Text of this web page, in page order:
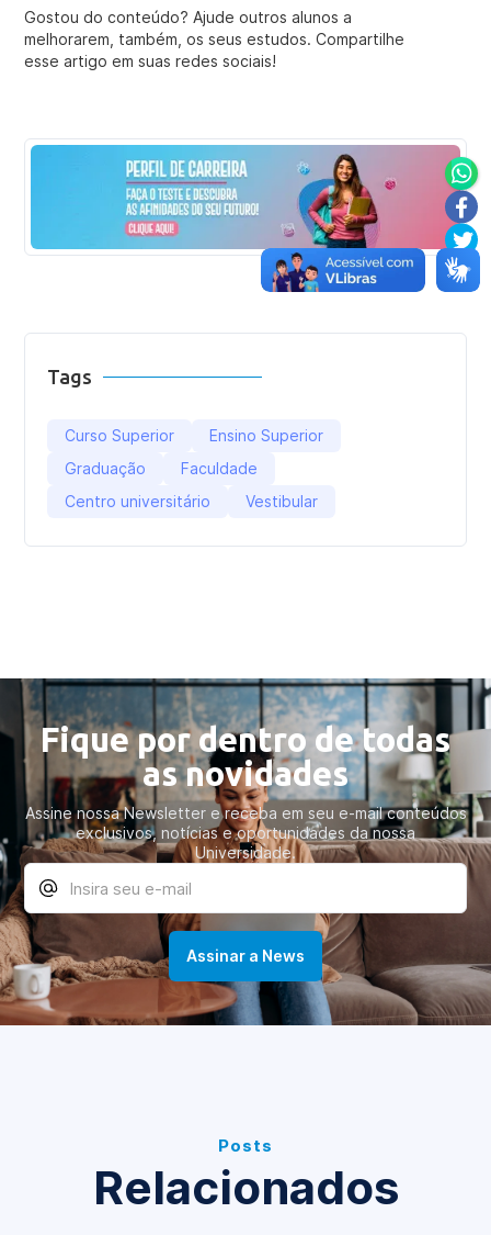
Gostou do conteúdo? Ajude outros alunos a
melhorarem, também, os seus estudos. Compartilhe
esse artigo em suas redes sociais!
Tags
Curso Superior
Ensino Superior
Graduação
Faculdade
Centro universitário
Vestibular
Fique por dentro de todas
as novidades
Assine nossa Newsletter e receba em seu e-mail conteúdos
exclusivos, notícias e oportunidades da nossa
Universidade.
Posts
Relacionados